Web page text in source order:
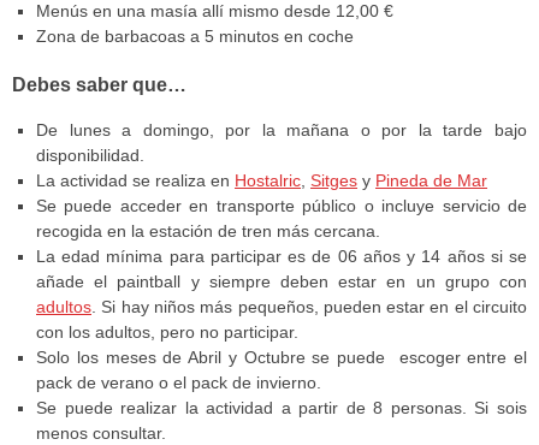
Menús en una masía allí mismo desde 12,00 €
Zona de barbacoas a 5 minutos en coche
Debes saber que…
De lunes a domingo, por la mañana o por la tarde bajo
disponibilidad.
La actividad se realiza en Hostalric Sitges y Pineda de Mar
Se puede acceder en transporte público o incluye servicio de
recogida en la estación de tren más cercana.
La edad mínima para participar es de 06 años y 14 años si se
añade el paintball y siempre deben estar en un grupo con
adultos . Si hay niños más pequeños, pueden estar en el circuito
con los adultos, pero no participar.
Solo los meses de Abril y Octubre se puede escoger entre el
pack de verano o el pack de invierno.
Se puede realizar la actividad a partir de 8 personas. Si sois
menos consultar.